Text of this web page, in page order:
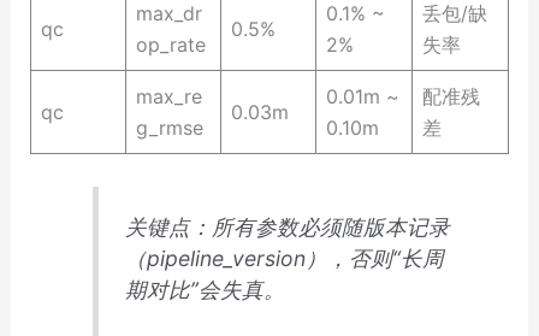
qc
max_dr
op_rate
0.5%
0.1% ~
2%
丢包/缺
失率
qc
max_re
g_rmse
0.03m
0.01m ~
0.10m
配准残
差
关键点：所有参数必须随版本记录
（pipeline_version），否则“长周
期对比”会失真。